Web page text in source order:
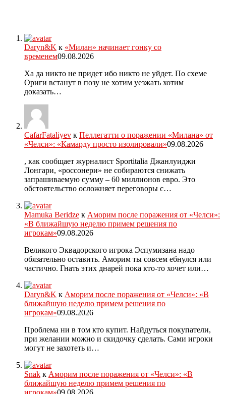
Daryn&K к «Милан» начинает гонку со
временем09.08.2026
Ха да никто не придет ибо никто не уйдет. По схеме
Ориги встанут в позу не хотим уезжать хотим
доказать…
CafarFataliyev к Пеллегатти о поражении «Милана» от
«Челси»: «Камарду просто изолировали»09.08.2026
, как сообщает журналист Sportitalia Джанлуиджи
Лонгари, «россонери» не собираются снижать
запрашиваемую сумму – 60 миллионов евро. Это
обстоятельство осложняет переговоры с…
Mamuka Beridze к Аморим после поражения от «Челси»:
«В ближайшую неделю примем решения по
игрокам»09.08.2026
Великого Эквадорского игрока Эспумизана надо
обязательно оставить. Аморим ты совсем ебнулся или
частично. Гнать этих днарей пока кто-то хочет или…
Daryn&K к Аморим после поражения от «Челси»: «В
ближайшую неделю примем решения по
игрокам»09.08.2026
Проблема ни в том кто купит. Найдуться покупатели,
при желании можно и скидочку сделать. Сами игроки
могут не захотеть и…
Snak к Аморим после поражения от «Челси»: «В
ближайшую неделю примем решения по
игрокам»09.08.2026